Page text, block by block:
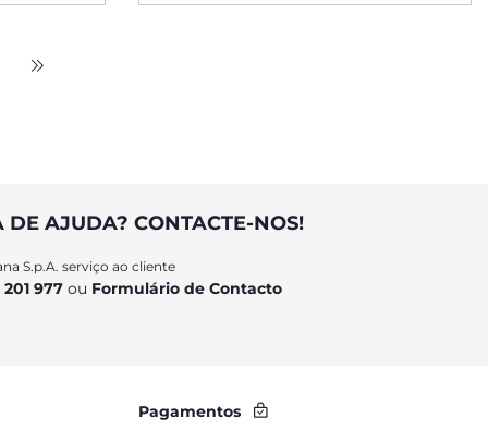
DE AJUDA? CONTACTE-NOS!
S.p.A. serviço ao cliente
977ou Formulário de Contacto
Pagamentos